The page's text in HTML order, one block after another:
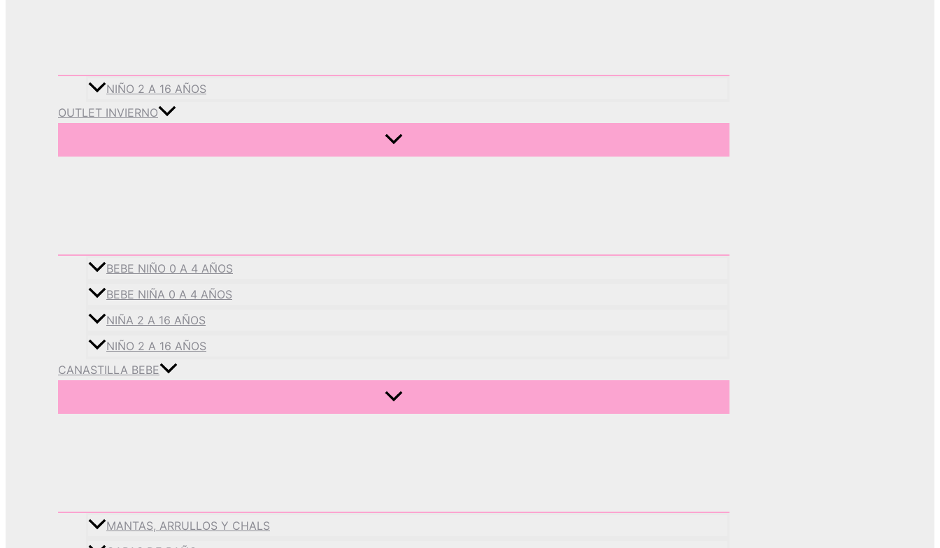
NIÑO 2 A 16 AÑOS
OUTLET INVIERNO
BEBE NIÑO 0 A 4 AÑOS
BEBE NIÑA 0 A 4 AÑOS
NIÑA 2 A 16 AÑOS
NIÑO 2 A 16 AÑOS
CANASTILLA BEBE
MANTAS, ARRULLOS Y CHALS